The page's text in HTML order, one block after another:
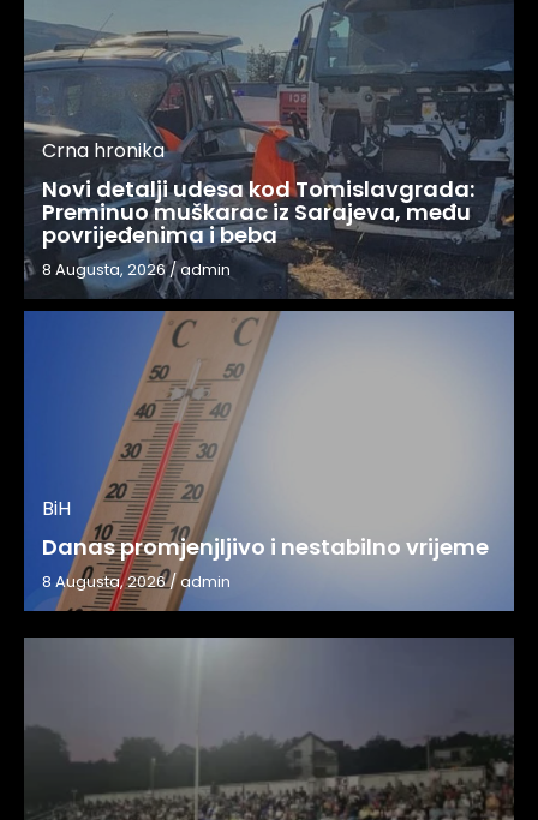
Crna hronika
Novi detalji udesa kod Tomislavgrada:
Preminuo muškarac iz Sarajeva, među
povrijeđenima i beba
8 Augusta, 2026/admin
BiH
Danas promjenjljivo i nestabilno vrijeme
8 Augusta, 2026/admin